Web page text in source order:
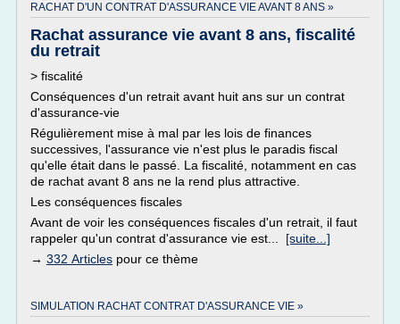
RACHAT D'UN CONTRAT D'ASSURANCE VIE AVANT 8 ANS »
Rachat assurance vie avant 8 ans, fiscalité
du retrait
> fiscalité
Conséquences d'un retrait avant huit ans sur un contrat
d'assurance-vie
Régulièrement mise à mal par les lois de finances
successives, l'assurance vie n'est plus le paradis fiscal
qu'elle était dans le passé. La fiscalité, notamment en cas
de rachat avant 8 ans ne la rend plus attractive.
Les conséquences fiscales
Avant de voir les conséquences fiscales d'un retrait, il faut
rappeler qu'un contrat d'assurance vie est... [suite...]
→ 332 Articles pour ce thème
SIMULATION RACHAT CONTRAT D'ASSURANCE VIE »